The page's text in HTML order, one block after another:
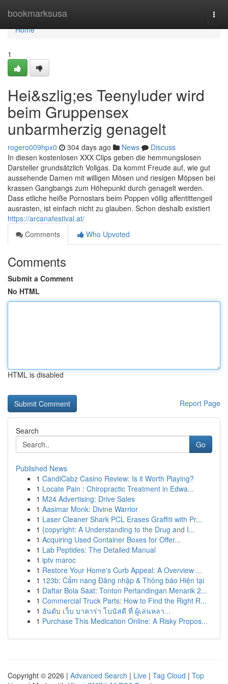
bookmarksusa
Home
Home
1
Hei&szlig;es Teenyluder wird
beim Gruppensex
unbarmherzig genagelt
rogero009hpx0 304 days ago News
Discuss
In diesen kostenlosen XXX Clips geben die hemmungslosen
Darsteller grundsätzlich Vollgas. Da kommt Freude auf, wie gut
aussehende Damen mit willigen Mösen und riesigen Möpsen bei
krassen Gangbangs zum Höhepunkt durch genagelt werden.
Dass etliche heiße Pornostars beim Poppen völlig affentittengeil
ausrasten, ist einfach nicht zu glauben. Schon deshalb existiert
https://arcanafestival.at/
Comments
Who Upvoted
Comments
Submit a Comment
No HTML
HTML is disabled
Report Page
Search
Go
Published News
1 CandiCabz Casino Review: Is it Worth Playing?
1 Locate Pain : Chiropractic Treatment in Edwa...
1 M24 Advertising: Drive Sales
1 Aasimar Monk: Divine Warrior
1 Laser Cleaner Shark PCL Erases Graffiti with Pr...
1 {copyright: A Understanding to the Drug and I...
1 Acquiring Used Container Boxes for Offer...
1 Lab Peptides: The Detailed Manual
1 iptv maroc
1 Restore Your Home's Curb Appeal: A Overview ...
1 123b: Cẩm nang Đăng nhập & Thông báo Hiện tại
1 Daftar Bola Saat: Tonton Pertandingan Menarik 2...
1 Commercial Truck Parts: How to Find the Right R...
1 อันดับ เว็บ บาคาร่า โบนัสดี ที่ ผู้เล่นหลา...
1 Purchase This Medication Online: A Risky Propos...
Copyright © 2026 | Advanced Search | Live | Tag Cloud | Top